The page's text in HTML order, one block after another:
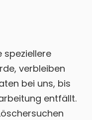
speziellere
verbleiben
bei uns, bis
entfällt.